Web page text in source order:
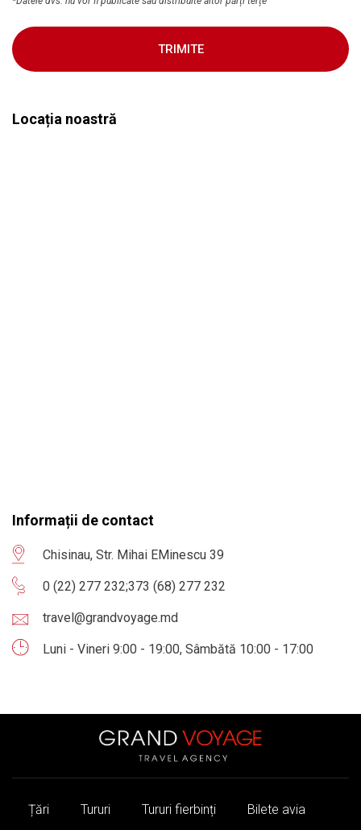
TRIMITE
Locația noastră
Informații de contact
Chisinau, Str. Mihai EMinescu 39
0 (22) 277 232;373 (68) 277 232
travel@grandvoyage.md
Luni - Vineri 9:00 - 19:00, Sâmbătă 10:00 - 17:00
Țări Tururi Tururi fierbinți
Bilete avia